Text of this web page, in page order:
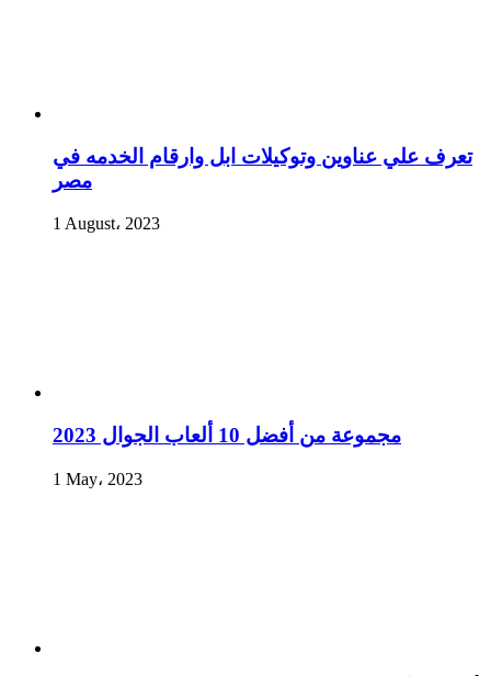
تعرف علي عناوين وتوكيلات ابل وارقام الخدمه في
مصر
1 August، 2023
مجموعة من أفضل 10 ألعاب الجوال 2023
1 May، 2023